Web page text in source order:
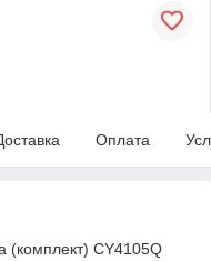
Оплата
(комплект) CY4105Q